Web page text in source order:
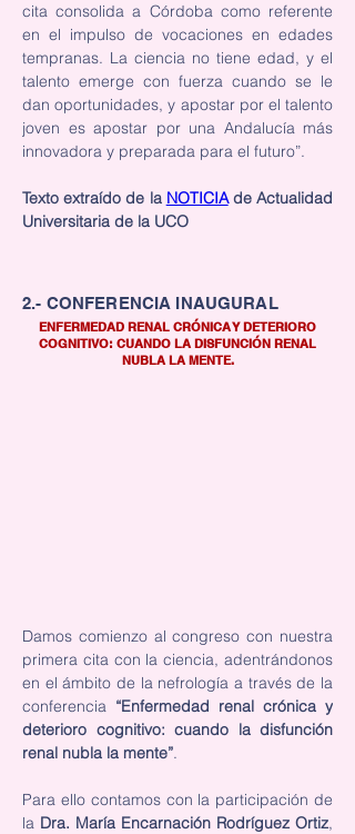
cita consolida a Córdoba como referente
en el impulso de vocaciones en edades
tempranas. La ciencia no tiene edad, y el
talento emerge con fuerza cuando se le
dan oportunidades, y apostar por el talento
joven es apostar por una Andalucía más
innovadora y preparada para el futuro”.
Texto extraído de la NOTICIA de Actualidad
Universitaria de la UCO
2.- CONFERENCIA INAUGURAL
ENFERMEDAD RENAL CRÓNICA Y DETERIORO
COGNITIVO: CUANDO LA DISFUNCIÓN RENAL
NUBLA LA MENTE.
Damos comienzo al congreso con nuestra
primera cita con la ciencia, adentrándonos
en el ámbito de la nefrología a través de la
conferencia “Enfermedad renal crónica y
deterioro cognitivo: cuando la disfunción
renal nubla la mente”.
Para ello contamos con la participación de
la Dra. María Encarnación Rodríguez Ortiz,